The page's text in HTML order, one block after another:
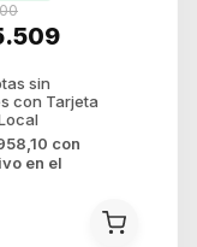
con
en el